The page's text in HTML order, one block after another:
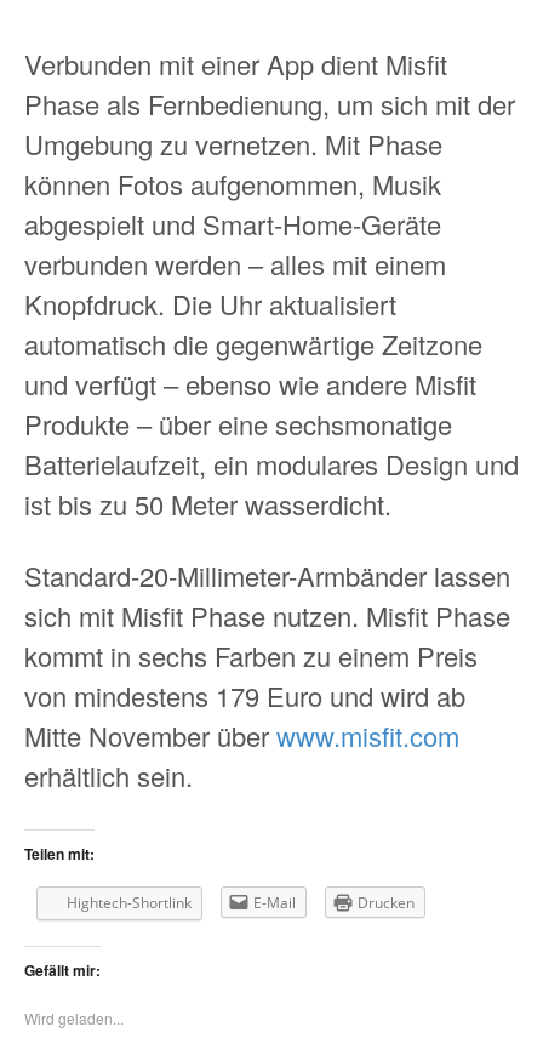
Verbunden mit einer App dient Misfit
Phase als Fernbedienung, um sich mit der
Umgebung zu vernetzen. Mit Phase
können Fotos aufgenommen, Musik
abgespielt und Smart-Home-Geräte
verbunden werden – alles mit einem
Knopfdruck. Die Uhr aktualisiert
automatisch die gegenwärtige Zeitzone
und verfügt – ebenso wie andere Misfit
Produkte – über eine sechsmonatige
Batterielaufzeit, ein modulares Design und
ist bis zu 50 Meter wasserdicht.
Standard-20-Millimeter-Armbänder lassen
sich mit Misfit Phase nutzen. Misfit Phase
kommt in sechs Farben zu einem Preis
von mindestens 179 Euro und wird ab
Mitte November überwww.misfit.com
erhältlich sein.
Teilen mit:
Hightech-Shortlink E-Mail Drucken
Gefällt mir:
Wird geladen...